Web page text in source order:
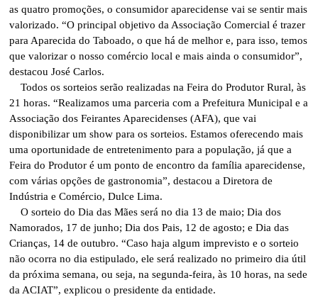
as quatro promoções, o consumidor aparecidense vai se sentir mais
valorizado. “O principal objetivo da Associação Comercial é trazer
para Aparecida do Taboado, o que há de melhor e, para isso, temos
que valorizar o nosso comércio local e mais ainda o consumidor”,
destacou José Carlos.
Todos os sorteios serão realizadas na Feira do Produtor Rural, às
21 horas. “Realizamos uma parceria com a Prefeitura Municipal e a
Associação dos Feirantes Aparecidenses (AFA), que vai
disponibilizar um show para os sorteios. Estamos oferecendo mais
uma oportunidade de entretenimento para a população, já que a
Feira do Produtor é um ponto de encontro da família aparecidense,
com várias opções de gastronomia”, destacou a Diretora de
Indústria e Comércio, Dulce Lima.
O sorteio do Dia das Mães será no dia 13 de maio; Dia dos
Namorados, 17 de junho; Dia dos Pais, 12 de agosto; e Dia das
Crianças, 14 de outubro. “Caso haja algum imprevisto e o sorteio
não ocorra no dia estipulado, ele será realizado no primeiro dia útil
da próxima semana, ou seja, na segunda-feira, às 10 horas, na sede
da ACIAT”, explicou o presidente da entidade.